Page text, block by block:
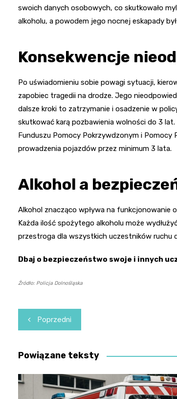
swoich danych osobowych, co skutkowało
alkoholu, a powodem jego nocnej eskapady
Konsekwencje
Po uświadomieniu sobie powagi sytuacji,
zapobiec tragedii na drodze. Jego
dalsze kroki to zatrzymanie i osadzenie w
skutkować karą pozbawienia wolności do 3
Funduszu Pomocy Pokrzywdzonym i
prowadzenia pojazdów przez minimum 3 lata.
Alkohol a
Alkohol znacząco wpływa na funkcjonowanie
Każda ilość spożytego alkoholu może
przestroga dla wszystkich uczestników ruchu
Dbaj o bezpieczeństwo swoje i innych
Źródło: Policja Dolnośląska
Nawigacja
wpisu
Poprzedni
Powiązane teksty